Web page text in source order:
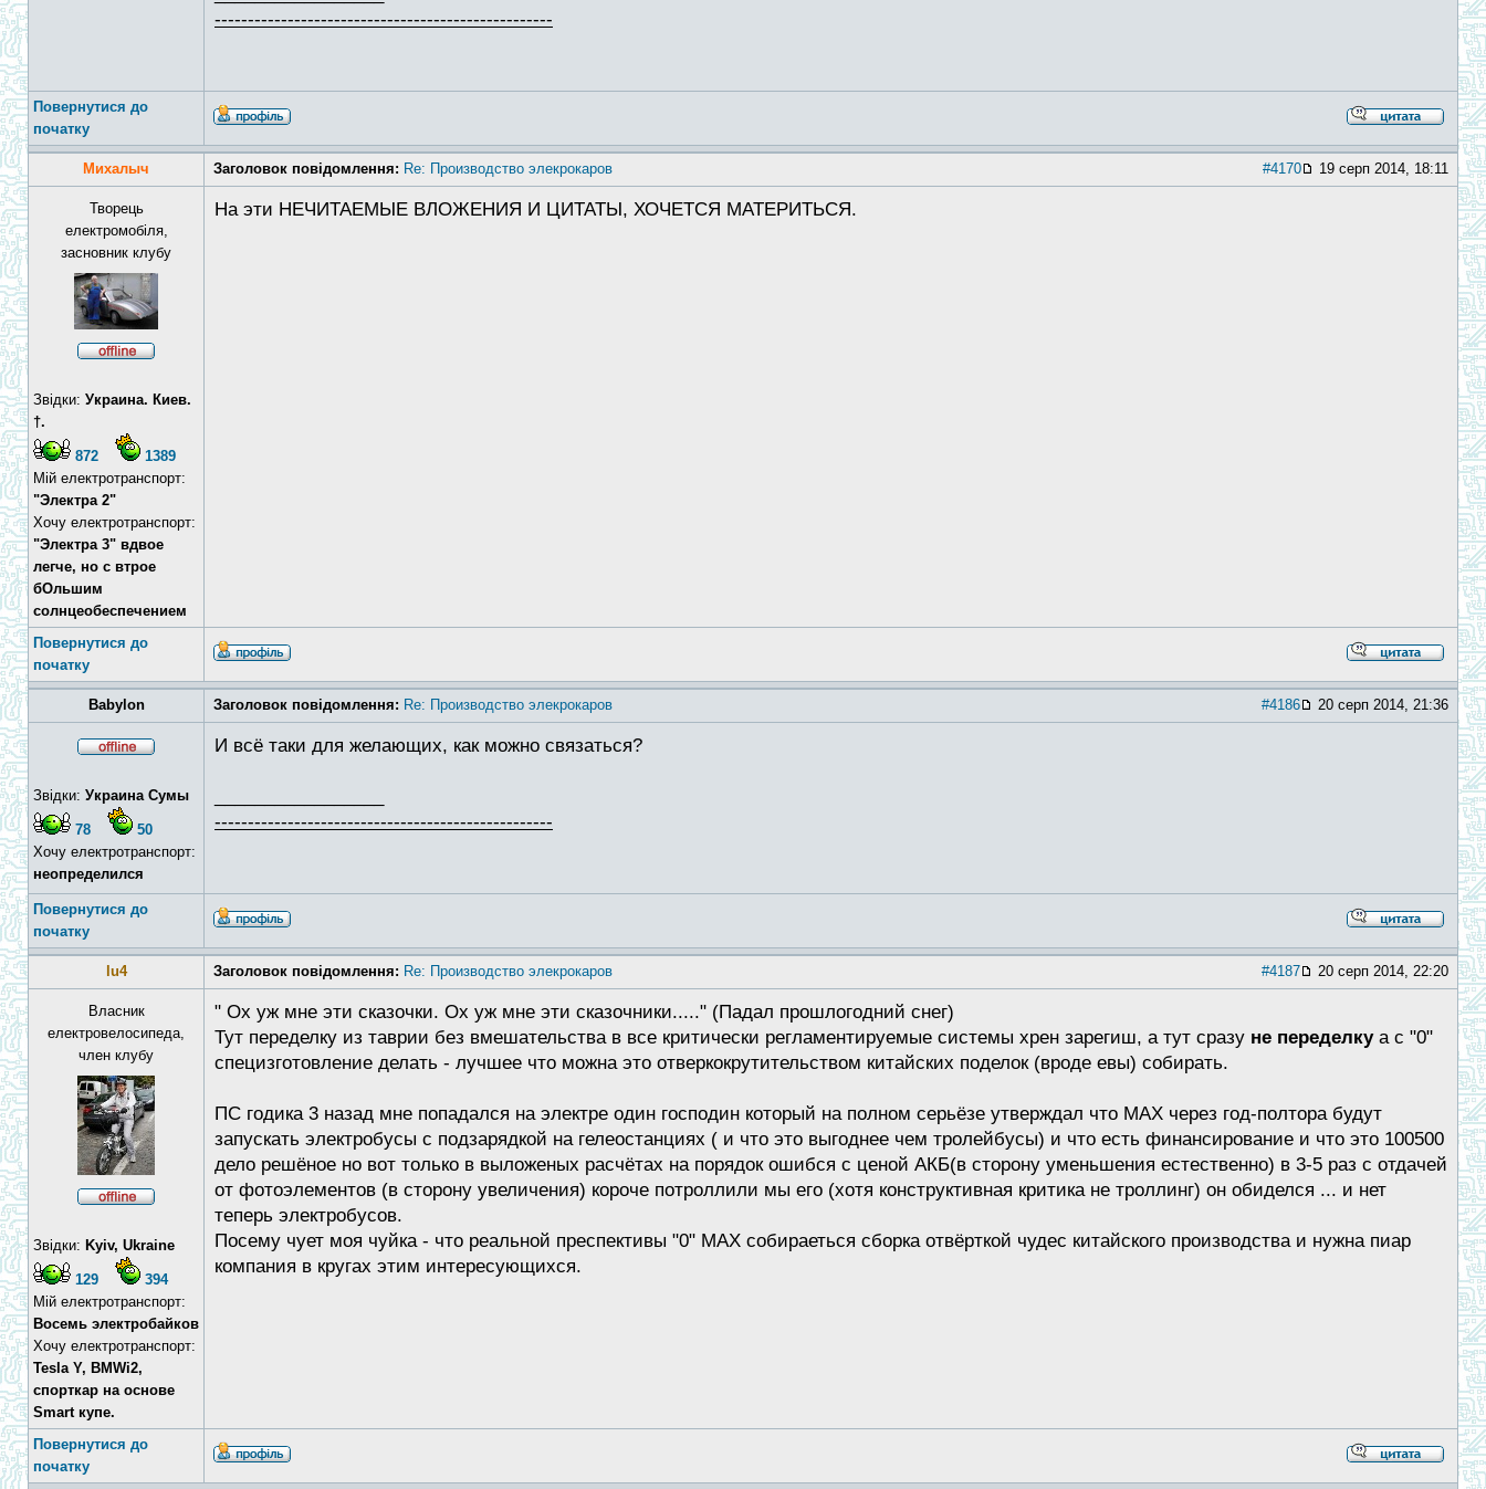
---------------------------------------------------
Повернутися до
початку
Михалыч Заголовок повідомлення: Re: Производство элекрокаров #4170 19 серп 2014, 18:11
Творець
електромобіля,
засновник клубу
Звідки: Украина. Киев.
†.
872
1389
Мій електротранспорт:
"Электра 2"
Хочу електротранспорт:
"Электра 3" вдвое
легче, но с втрое
бОльшим
солнцеобеспечением
На эти НЕЧИТАЕМЫЕ ВЛОЖЕНИЯ И ЦИТАТЫ, ХОЧЕТСЯ МАТЕРИТЬСЯ.
Повернутися до
початку
Babylon Заголовок повідомлення: Re: Производство элекрокаров #4186 20 серп 2014, 21:36
Звідки: Украина Сумы
78
50
Хочу електротранспорт:
неопределился
И всё таки для желающих, как можно связаться?
---------------------------------------------------
Повернутися до
початку
lu4 Заголовок повідомлення: Re: Производство элекрокаров #4187 20 серп 2014, 22:20
Власник
електровелосипеда,
член клубу
Звідки: Kyiv, Ukraine
129
394
Мій електротранспорт:
Восемь электробайков
Хочу електротранспорт:
Tesla Y, BMWi2,
спорткар на основе
Smart купе.
" Ох уж мне эти сказочки. Ох уж мне эти сказочники....." (Падал прошлогодний снег)
Тут переделку из таврии без вмешательства в все критически регламентируемые системы хрен зарегиш, а тут сразу не переделкуа с "0"
специзготовление делать - лучшее что можна это отверкокрутительством китайских поделок (вроде евы) собирать.
ПС годика 3 назад мне попадался на электре один господин который на полном серьёзе утверждал что МАХ через год-полтора будут
запускать электробусы с подзарядкой на гелеостанциях ( и что это выгоднее чем тролейбусы) и что есть финансирование и что это 100500
дело решёное но вот только в выложеных расчётах на порядок ошибся с ценой АКБ(в сторону уменьшения естественно) в 3-5 раз с отдачей
от фотоэлементов (в сторону увеличения) короче потроллили мы его (хотя конструктивная критика не троллинг) он обиделся ... и нет
теперь электробусов.
Посему чует моя чуйка - что реальной преспективы "0" МАХ собираеться сборка отвёрткой чудес китайского производства и нужна пиар
компания в кругах этим интересующихся.
Повернутися до
початку